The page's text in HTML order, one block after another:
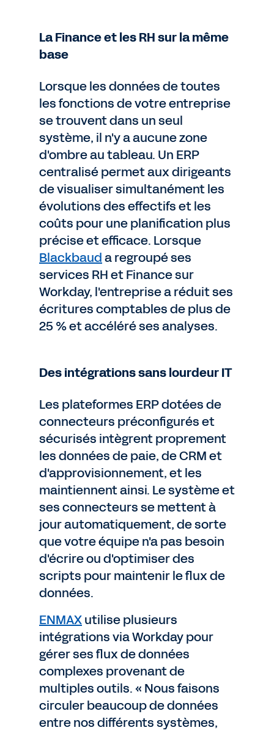
La Finance et les RH sur la même
base
Lorsque les données de toutes
les fonctions de votre entreprise
se trouvent dans un seul
système, il n'y a aucune zone
d'ombre au tableau. Un ERP
centralisé permet aux dirigeants
de visualiser simultanément les
évolutions des effectifs et les
coûts pour une planification plus
précise et efficace. Lorsque
Blackbauda regroupé ses
services RH et Finance sur
Workday, l'entreprise a réduit ses
écritures comptables de plus de
25 % et accéléré ses analyses.
Des intégrations sans lourdeur IT
Les plateformes ERP dotées de
connecteurs préconfigurés et
sécurisés intègrent proprement
les données de paie, de CRM et
d'approvisionnement, et les
maintiennent ainsi. Le système et
ses connecteurs se mettent à
jour automatiquement, de sorte
que votre équipe n'a pas besoin
d'écrire ou d'optimiser des
scripts pour maintenir le flux de
données.
ENMAXutilise plusieurs
intégrations via Workday pour
gérer ses flux de données
complexes provenant de
multiples outils. « Nous faisons
circuler beaucoup de données
entre nos différents systèmes,